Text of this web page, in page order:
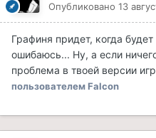
Опубликовано 13
Графиня придет, когда
ошибаюсь... Ну, а если
проблема в твоей версии
пользователем Falcon